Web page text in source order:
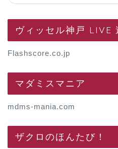
ヴィッセル神戸 LIVE
Flashscore.co.jp
マダミスマニア
mdms-mania.com
ザクロのほんたび！